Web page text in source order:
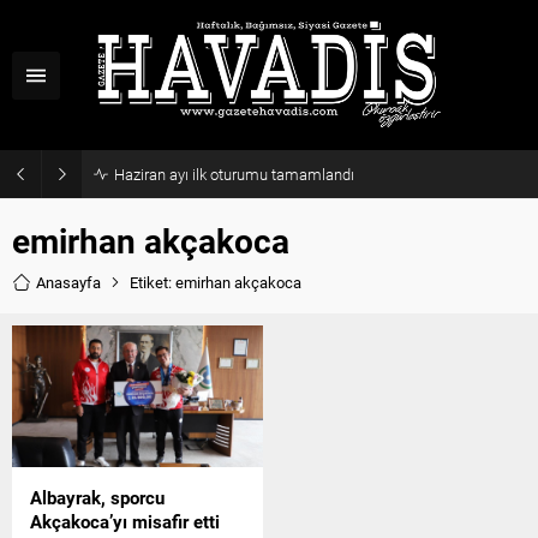
Haziran ayı ilk oturumu tamamlandı
emirhan akçakoca
Anasayfa Etiket: emirhan akçakoca
Albayrak, sporcu
Akçakoca’yı misafir etti